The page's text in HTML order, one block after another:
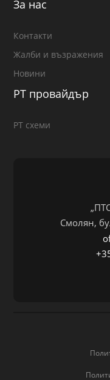
За нас
Контакти
Жалби и възражения
Новини
PT провайдър
PT схеми
Смолян,